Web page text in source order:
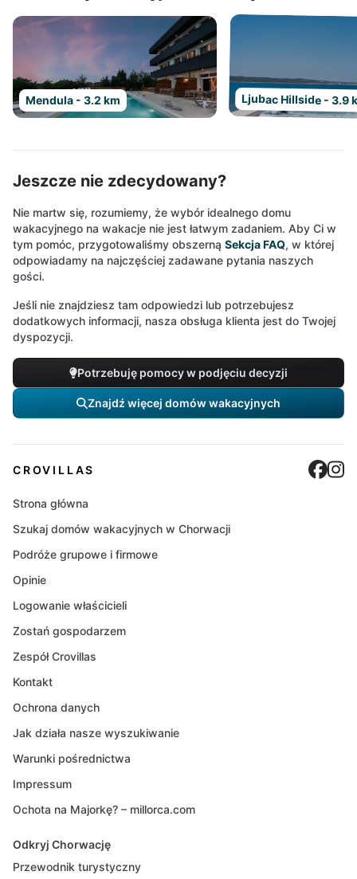
Mendula - 3.2 km Ljubac Hillside - 3.9
Jeszcze nie zdecydowany?
Nie martw się, rozumiemy, że wybór idealnego domu
wakacyjnego na wakacje nie jest łatwym zadaniem. Aby Ci w
tym pomóc, przygotowaliśmy obszerną Sekcja FAQ, w której
odpowiadamy na najczęściej zadawane pytania naszych
gości.
Jeśli nie znajdziesz tam odpowiedzi lub potrzebujesz
dodatkowych informacji, nasza obsługa klienta jest do Twojej
dyspozycji.
Potrzebuję pomocy w podjęciu decyzji
Znajdź więcej domów wakacyjnych
CROVILLAS
Strona główna
Szukaj domów wakacyjnych w Chorwacji
Podróże grupowe i firmowe
Opinie
Logowanie właścicieli
Zostań gospodarzem
Zespół Crovillas
Kontakt
Ochrona danych
Jak działa nasze wyszukiwanie
Warunki pośrednictwa
Impressum
Ochota na Majorkę? – millorca.com
Odkryj Chorwację
Przewodnik turystyczny